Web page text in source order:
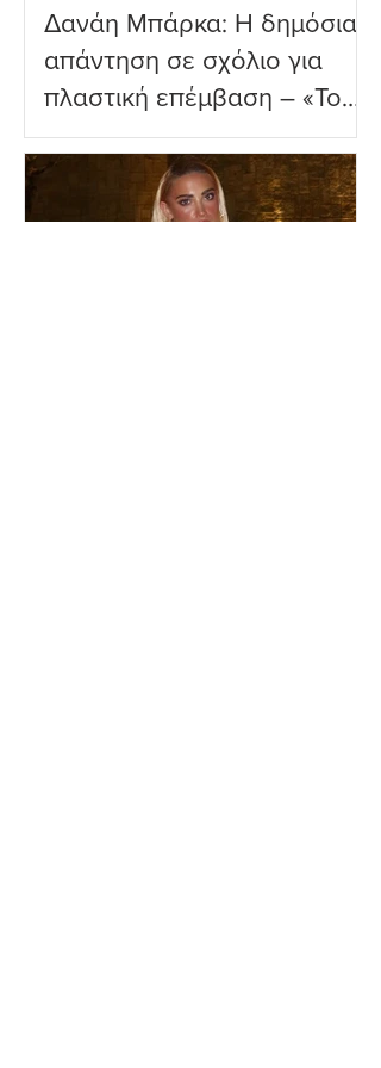
Δανάη Μπάρκα: Η δημόσια
απάντηση σε σχόλιο για
πλαστική επέμβαση – «Το
ωραιότερο σχόλιο που